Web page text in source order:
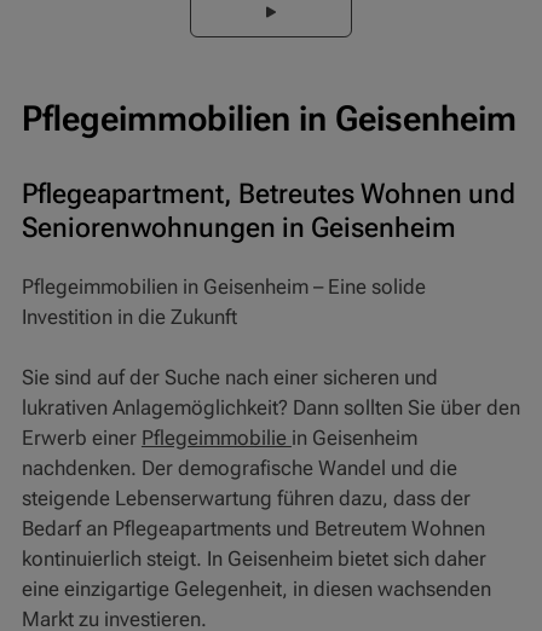
Pflegeimmobilien in Geisenheim
Pflegeapartment, Betreutes Wohnen und
Seniorenwohnungen in Geisenheim
Pflegeimmobilien in Geisenheim – Eine solide
Investition in die Zukunft
Sie sind auf der Suche nach einer sicheren und
lukrativen Anlagemöglichkeit? Dann sollten Sie über den
Erwerb einer Pflegeimmobilie in Geisenheim
nachdenken. Der demografische Wandel und die
steigende Lebenserwartung führen dazu, dass der
Bedarf an Pflegeapartments und Betreutem Wohnen
kontinuierlich steigt. In Geisenheim bietet sich daher
eine einzigartige Gelegenheit, in diesen wachsenden
Markt zu investieren.